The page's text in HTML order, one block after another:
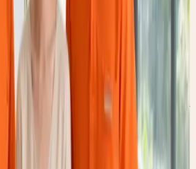
志性品牌
/ 全国家庭服务行业先进单位
行业标准
执行者，更是行业标准的制定者与科
部《家政服务员国家职业技能标